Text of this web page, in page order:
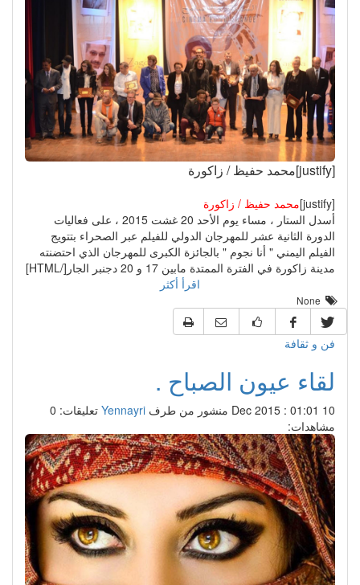
محمد حفيظ / زاكورة
أسدل الستار ، مساء يوم الأحد 20 غشت 2015 ، على فعاليات
الدورة الثانية عشر للمهرجان الدولي للفيلم عبر الصحراء بتتويج
الفيلم اليمني " أنا نجوم " بالجائزة الكبرى للمهرجان الذي احتضنته
مدينة زاكورة في الفترة الممتدة مابين 17 و 20 دجنبر الجار[/HTML]
اقرأ أكثر
None
فن و ثقافة
لقاء عيون الصباح .
منشور من طرفYennayri تعليقات: 0
مشاهدات: